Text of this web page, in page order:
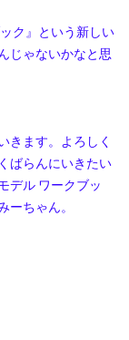
ク』という新しい
じゃないかなと思
きます。よろしく
ばらんにいきたい
デル ワークブッ
ちゃん。